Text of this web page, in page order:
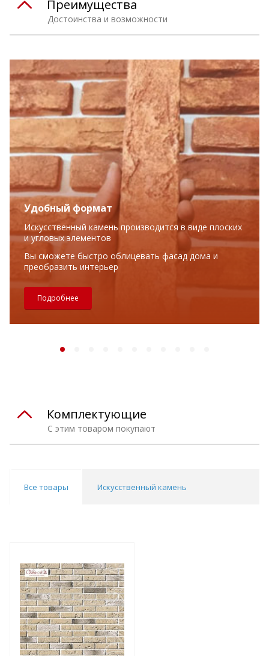
Достоинства и возможности
Преимущества
Удобный формат
Искусственный камень производится в виде плоских
и угловых элементов
Вы сможете быстро облицевать фасад дома и
преобразить интерьер
Подробнее
С этим товаром покупают
Комплектующие
Все товары Искусственный камень